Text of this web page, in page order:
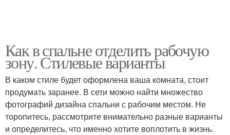
Как в спальне отделить рабочую
зону. Стилевые варианты
В каком стиле будет оформлена ваша комната, стоит
продумать заранее. В сети можно найти множество
фотографий дизайна спальни с рабочим местом. Не
торопитесь, рассмотрите внимательно разные варианты
и определитесь, что именно хотите воплотить в жизнь.